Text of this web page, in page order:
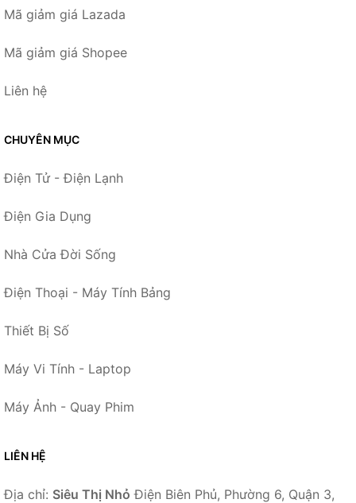
Mã giảm giá Lazada
Mã giảm giá Shopee
Liên hệ
CHUYÊN MỤC
Điện Tử - Điện Lạnh
Điện Gia Dụng
Nhà Cửa Đời Sống
Điện Thoại - Máy Tính Bảng
Thiết Bị Số
Máy Vi Tính - Laptop
Máy Ảnh - Quay Phim
LIÊN HỆ
Địa chỉ: Siêu Thị Nhỏ Điện Biên Phủ, Phường 6, Quận 3,